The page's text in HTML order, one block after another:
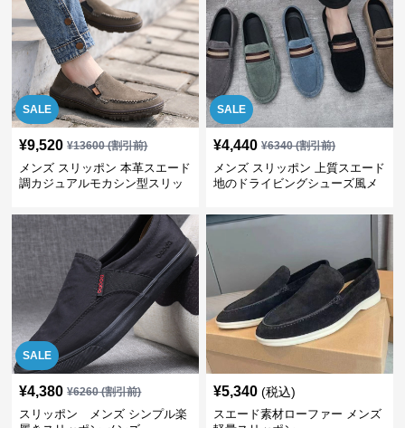
SALE
¥9,520 ¥13600(割引前)
メンズ スリッポン 本革スエード
調カジュアルモカシン型スリッ
SALE
¥4,440 ¥6340(割引前)
メンズ スリッポン 上質スエード
地のドライビングシューズ風メ
SALE
¥4,380 ¥6260(割引前)
スリッポン メンズ シンプル楽
¥5,340 (税込)
スエード素材ローファー メンズ